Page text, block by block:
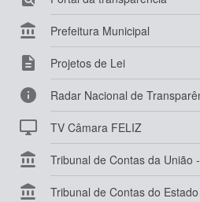
 Prefeitura Municipal
 Projetos de Lei
 Radar Nacional de
 TV Câmara FELIZ
 Tribunal de Contas da União
 Tribunal de Contas do